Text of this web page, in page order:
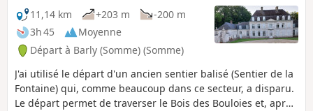
11,14 km
+203 m
-200 m
3h 45
Moyenne
Départ à Barly (Somme) (Somme)
J'ai utilisé le départ d'un ancien sentier balisé (Sentier de la
Fontaine) qui, comme beaucoup dans ce secteur, a disparu.
Le départ permet de traverser le Bois des Bouloies et, après